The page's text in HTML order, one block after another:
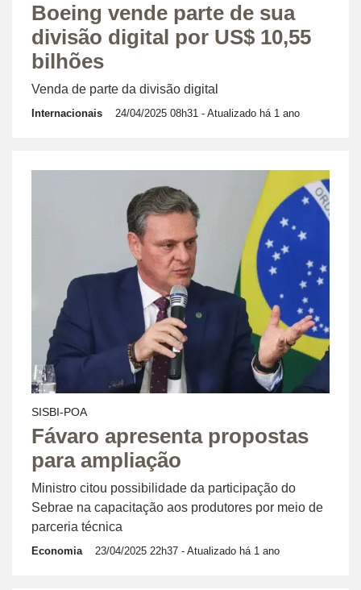
Boeing vende parte de sua
divisão digital por US$ 10,55
bilhões
Venda de parte da divisão digital
Internacionais 24/04/2025 08h31 - Atualizado há 1 ano
SISBI-POA
Fávaro apresenta propostas
para ampliação
Ministro citou possibilidade da participação do
Sebrae na capacitação aos produtores por meio de
parceria técnica
Economia 23/04/2025 22h37 - Atualizado há 1 ano